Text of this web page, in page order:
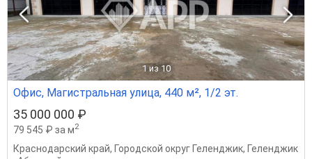
1 из 10
Офис, Магистральная улица, 440 м², 1/2 эт.
35 000 000 ₽
79 545 ₽ за м2
Краснодарский край, Городской округ Геленджик, Геленджик